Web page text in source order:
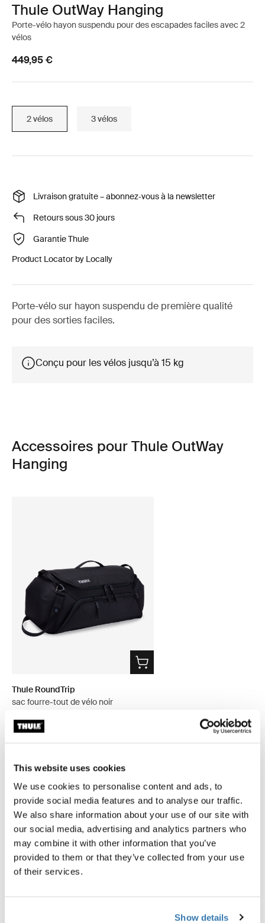
This website uses cookies
We use cookies to personalise content and ads, to
provide social media features and to analyse our traffic.
We also share information about your use of our site with
our social media, advertising and analytics partners who
may combine it with other information that you’ve
provided to them or that they’ve collected from your use
of their services.
Show details
Thule OutWay Hanging
Porte-vélo hayon suspendu pour des escapades faciles avec 2
vélos
449,95 €
2 vélos 3 vélos
Livraison gratuite – abonnez‑vous à la newsletter
Retours sous 30 jours
Garantie Thule
Product Locator by Locally
Porte-vélo sur hayon suspendu de première qualité
pour des sorties faciles.
Conçu pour les vélos jusqu’à 15 kg
Accessoires pour Thule OutWay
Hanging
Thule RoundTrip
sac fourre-tout de vélo noir
Toggle overview
Description du produit
Toggle features
Toutes les caractéristiques
Toggle techspec
Caractéristiques techniques